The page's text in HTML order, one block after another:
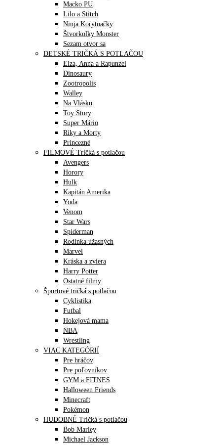
Macko PU
Lilo a Stitch
Ninja Korytnačky
Štvorkolky Monster
Sezam otvor sa
DETSKÉ TRIČKÁ S POTLAČOU
Elza, Anna a Rapunzel
Dinosaury
Zootropolis
Walley
Na Vlásku
Toy Story
Super Mário
Riky a Morty
Princezné
FILMOVÉ Tričká s potlačou
Avengers
Horory
Hulk
Kapitán Amerika
Yoda
Venom
Star Wars
Spiderman
Rodinka úžasných
Marvel
Kráska a zviera
Harry Potter
Ostatné filmy
Športové tričká s potlačou
Cyklistika
Futbal
Hokejová mama
NBA
Wrestling
VIAC KATEGÓRIÍ
Pre hráčov
Pre poľovníkov
GYM a FITNES
Halloween Friends
Minecraft
Pokémon
HUDOBNÉ Tričká s potlačou
Bob Marley
Michael Jackson